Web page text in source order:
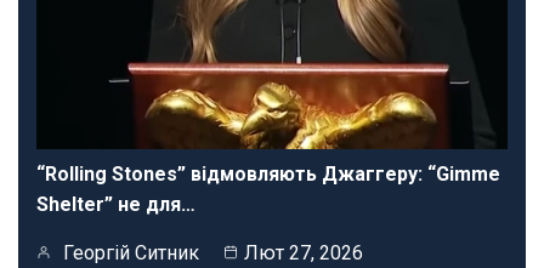
“Rolling Stones” відмовляють Джаггеру: “Gimme
Shelter” не для…
Георгій Ситник Лют 27, 2026